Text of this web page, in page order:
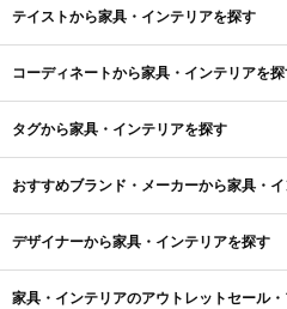
テイストから家具・インテリアを探す
コーディネートから家具・インテリアを
タグから家具・インテリアを探す
おすすめブランド・メーカーから家具・
デザイナーから家具・インテリアを探す
家具・インテリアのアウトレットセール